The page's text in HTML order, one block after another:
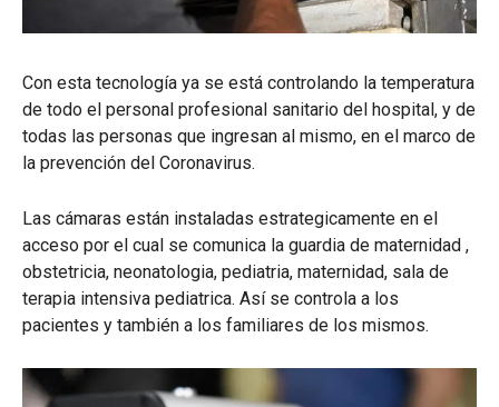
Con esta tecnología ya se está controlando la temperatura
de todo el personal profesional sanitario del hospital, y de
todas las personas que ingresan al mismo, en el marco de
la prevención del Coronavirus.
Las cámaras están instaladas estrategicamente en el
acceso por el cual se comunica la guardia de maternidad ,
obstetricia, neonatologia, pediatria, maternidad, sala de
terapia intensiva pediatrica. Así se controla a los
pacientes y también a los familiares de los mismos.